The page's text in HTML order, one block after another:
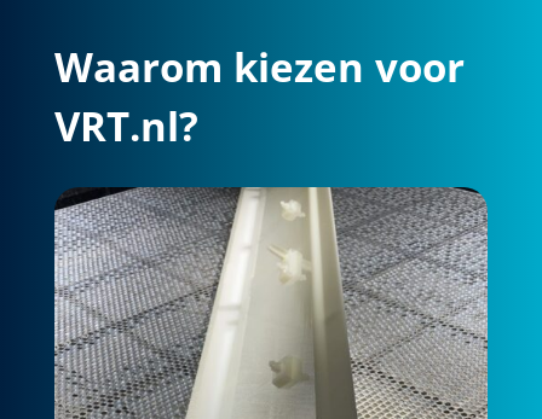
Waarom kiezen voor
VRT.nl?